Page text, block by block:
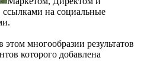
на социальные
многообразии результатов
которого добавлена